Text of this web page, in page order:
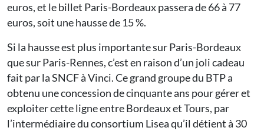
euros, et le billet Paris-Bordeaux passera de 66 à 77
euros, soit une hausse de 15 %.
Si la hausse est plus importante sur Paris-Bordeaux
que sur Paris-Rennes, c’est en raison d’un joli cadeau
fait par la SNCF à Vinci. Ce grand groupe du BTP a
obtenu une concession de cinquante ans pour gérer et
exploiter cette ligne entre Bordeaux et Tours, par
l’intermédiaire du consortium Lisea qu’il détient à 30